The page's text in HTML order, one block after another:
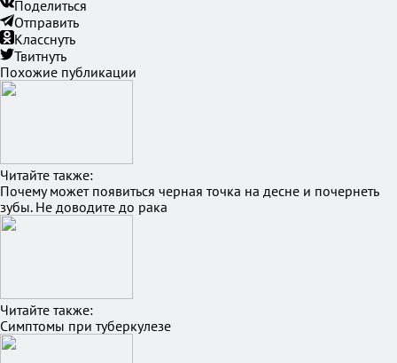
Поделиться
Отправить
Класснуть
Твитнуть
Похожие публикации
Читайте также:
Почему может появиться черная точка на десне и почернеть
зубы. Не доводите до рака
Читайте также:
Симптомы при туберкулезе